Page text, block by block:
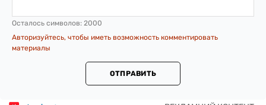
Осталось символов: 2000
Авторизуйтесь, чтобы иметь возможность комментировать
материалы
ОТПРАВИТЬ